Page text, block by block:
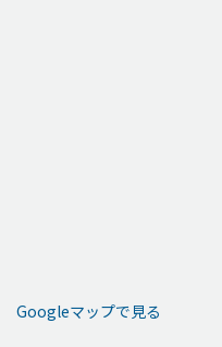
Googleマップで見る